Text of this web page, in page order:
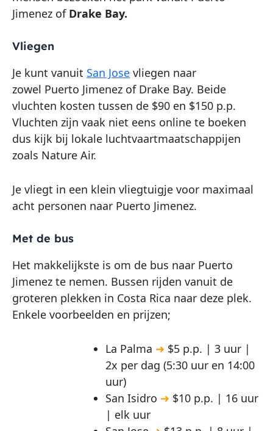
Jimenez ofDrake Bay.
Vliegen
Je kunt vanuit San Jose vliegen naar
zowel Puerto Jimenez of Drake Bay. Beide
vluchten kosten tussen de $90 en $150 p.p.
Vluchten zijn vaak niet eens online te boeken
dus kijk bij lokale luchtvaartmaatschappijen
zoals Nature Air.
Je vliegt in een klein vliegtuigje voor maximaal
acht personen naar Puerto Jimenez.
Met de bus
Het makkelijkste is om de bus naar Puerto
Jimenez te nemen. Bussen rijden vanuit de
groteren plekken in Costa Rica naar deze plek.
Enkele voorbeelden en prijzen;
La Palma ➜ $5 p.p. | 3 uur |
2x per dag (5:30 uur en 14:00
uur)
San Isidro ➜ $10 p.p. | 16 uur
| elk uur